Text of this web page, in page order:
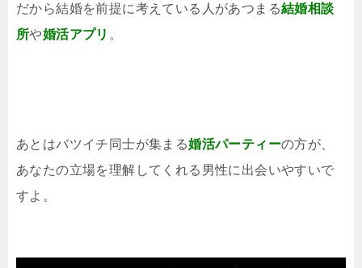
だから結婚を前提に考えている人があつまる結婚相談
所や婚活アプリ 。
あとはバツイチ同士が集まる婚活パーティーの方が、
あなたの立場を理解してくれる男性に出会いやすいで
すよ。